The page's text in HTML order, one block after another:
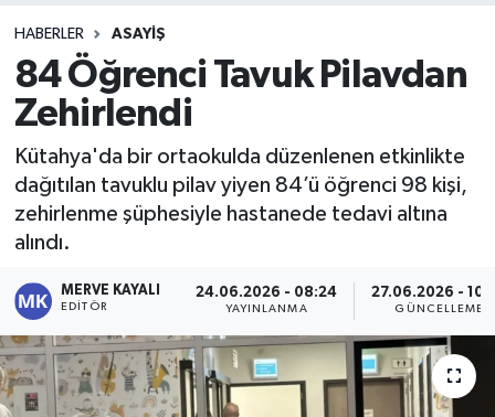
HABERLER ASAYIŞ
84 Öğrenci Tavuk Pilavdan
Zehirlendi
Kütahya'da bir ortaokulda düzenlenen etkinlikte
dağıtılan tavuklu pilav yiyen 84’ü öğrenci 98 kişi,
zehirlenme şüphesiyle hastanede tedavi altına
alındı.
MERVE KAYALI
EDITÖR
24.06.2026 - 08:24
YAYINLANMA
27.06.2026 -
GÜNCELLEME